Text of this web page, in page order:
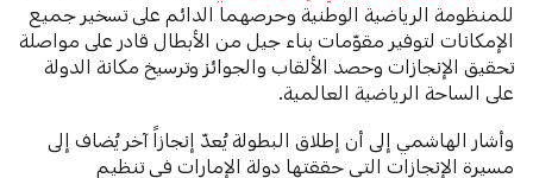
للمنظومة الرياضية الوطنية وحرصهما الدائم على تسخير جميع
الإمكانات لتوفير مقوّمات بناء جيل من الأبطال قادر على مواصلة
تحقيق الإنجازات وحصد الألقاب والجوائز وترسيخ مكانة الدولة
على الساحة الرياضية العالمية.
وأشار الهاشمي إلى أن إطلاق البطولة يُعدّ إنجازاً آخر يُضاف إلى
مسيرة الإنجازات التي حققتها دولة الإمارات في تنظيم